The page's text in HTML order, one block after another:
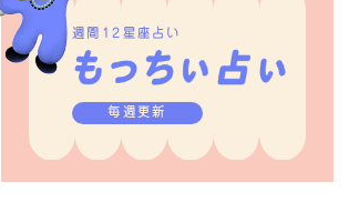
週間12星座占い
毎週更新